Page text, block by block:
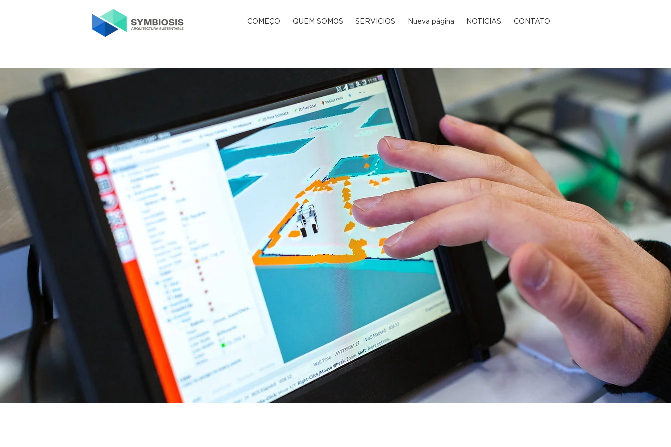
COMEÇO QUEM SOMOS SERVICIOS Nueva página NOTICIAS CONTATO